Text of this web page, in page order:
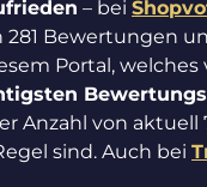
– bei
Bewertungen
Portal,
Anzahl von
sind. Auch bei